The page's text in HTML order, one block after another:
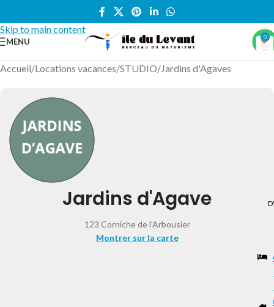
Skip to main content
MENU 0
Accueil/Locations vacances/STUDIO/Jardins d'Agaves
Jardins d'Agave
123 Corniche de l'Arbousier
Montrer sur la carte